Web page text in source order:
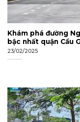
Khám phá đường
bậc nhất quận Cầu
23/02/2025